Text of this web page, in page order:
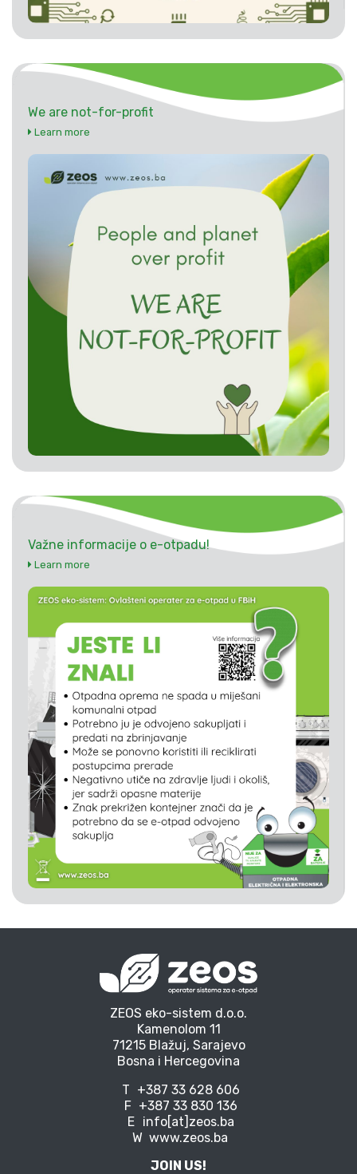
We are not-for-profit
Learn more
Važne informacije o e-otpadu!
Learn more
ZEOS eko-sistem d.o.o.
Kamenolom 11
71215 Blažuj, Sarajevo
Bosna i Hercegovina
T +387 33 628 606
F +387 33 830 136
E info[at]zeos.ba
W www.zeos.ba
JOIN US!